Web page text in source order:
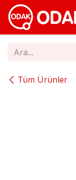
İçereği Atla
Tüm Ürünler